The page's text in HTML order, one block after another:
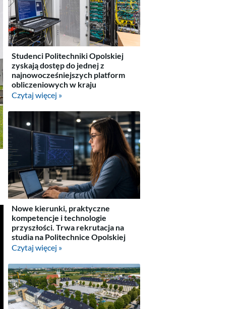
Studenci Politechniki Opolskiej
zyskają dostęp do jednej z
najnowocześniejszych platform
obliczeniowych w kraju
Czytaj więcej »
Nowe kierunki, praktyczne
kompetencje i technologie
przyszłości. Trwa rekrutacja na
studia na Politechnice Opolskiej
Czytaj więcej »